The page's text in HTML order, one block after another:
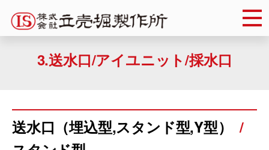
content
3.送水口/アイユニット/採水口
送水口（埋込型,スタンド型,Y型）